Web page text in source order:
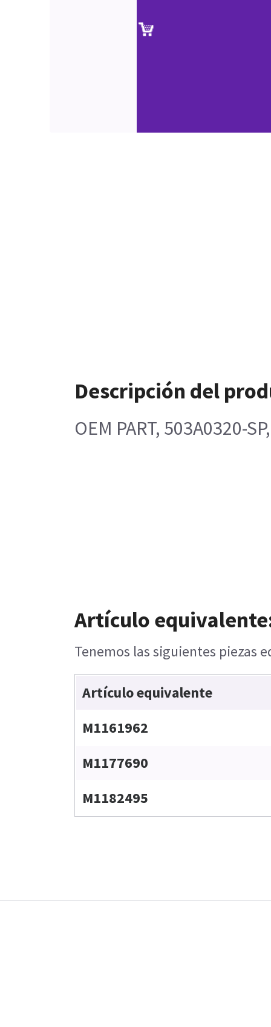
Descripción del
OEM PART, 503A0320-
Artículo
Tenemos las siguientes piezas
Artículo equivalente
M1161962
M1177690
M1182495